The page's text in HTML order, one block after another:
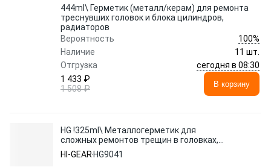
444ml\ Герметик (металл/керам) для ремонта
треснувших головок и блока цилиндров,
радиаторов
Вероятность
100%
Наличие
11 шт.
Отгрузка
сегодня в 08:30
1 433 ₽
1 508 ₽
В корзину
HG !325ml\ Металлогерметик для
сложных ремонтов трещин в головках,
блоках и радиаторах
HI-GEAR HG9041